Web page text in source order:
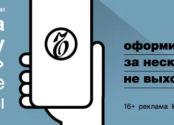
Реклама в «Ъ» www.kommersant.ru/ad